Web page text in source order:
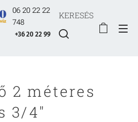
06 20 22 22
748
+36 20 22 99
KERESÉS
2 méteres
3/4"